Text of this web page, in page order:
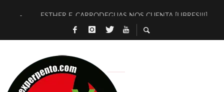
ESTHER F. CARRODEGUAS NOS CUENTA [LIBRES!!!]
[TERRA DE GUAPES] DE SANDRA MONFORT
TIMBRE 4, LA ESCUELA DEL DIRECTOR TEATRAL CLAUDIO
30 AÑOS (NO ES NADA) DE LA KATARSIS DEL TOMATAZO